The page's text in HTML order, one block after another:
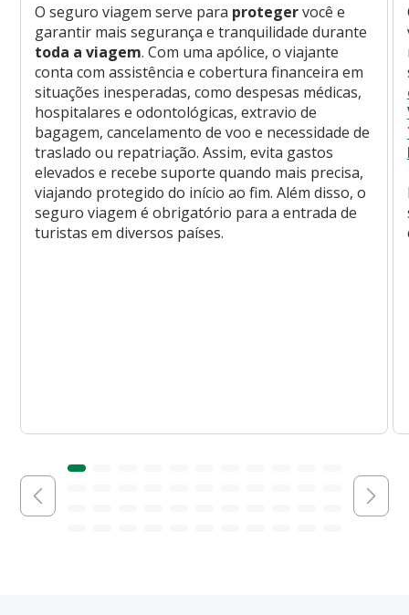
O seguro viagem serve para protegervocê e
garantir mais segurança e tranquilidade durante
toda a viagem. Com uma apólice, o viajante
conta com assistência e cobertura financeira em
situações inesperadas, como despesas médicas,
hospitalares e odontológicas, extravio de
bagagem, cancelamento de voo e necessidade de
traslado ou repatriação. Assim, evita gastos
elevados e recebe suporte quando mais precisa,
viajando protegido do início ao fim. Além disso, o
seguro viagem é obrigatório para a entrada de
turistas em diversos países.